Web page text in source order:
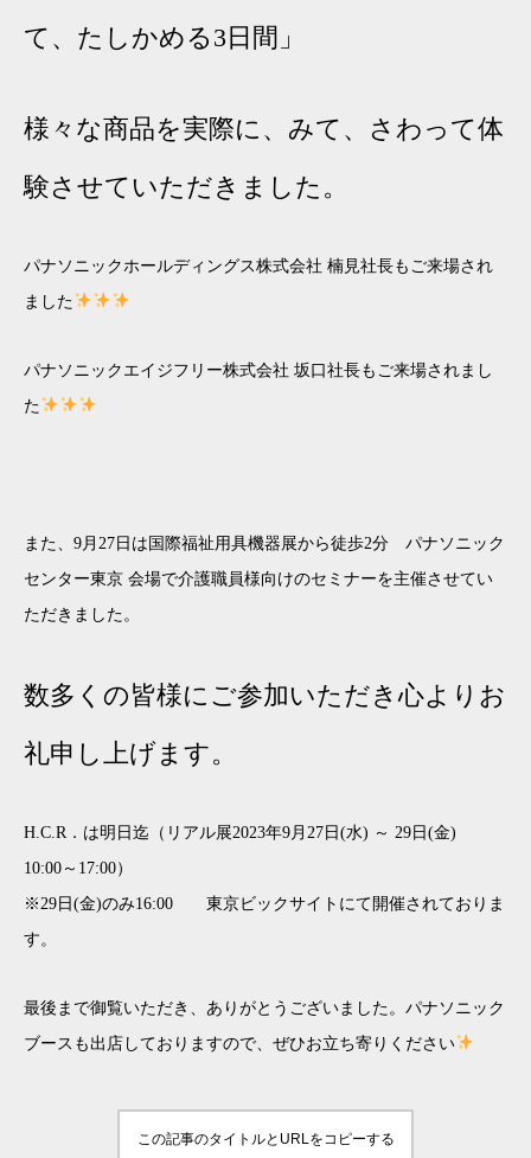
て、たしかめる3日間」
様々な商品を実際に、みて、さわって体
験させていただきました。
パナソニックホールディングス株式会社 楠見社長もご来場され
ました
パナソニックエイジフリー株式会社 坂口社長もご来場されまし
た
また、9月27日は国際福祉用具機器展から徒歩2分 パナソニック
センター東京 会場で介護職員様向けのセミナーを主催させてい
ただきました。
数多くの皆様にご参加いただき心よりお
礼申し上げます。
H.C.R．は明日迄（リアル展2023年9月27日(水) ～ 29日(金)
10:00～17:00）
※29日(金)のみ16:00 東京ビックサイトにて開催されておりま
す。
最後まで御覧いただき、ありがとうございました。パナソニック
ブースも出店しておりますので、ぜひお立ち寄りください
この記事のタイトルとURLをコピーする